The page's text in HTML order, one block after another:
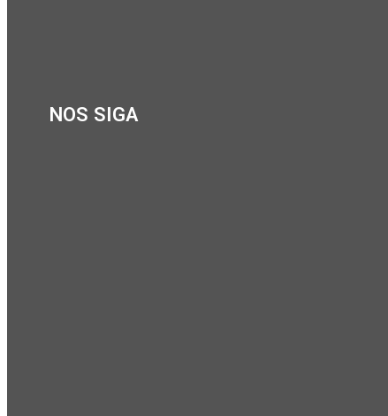
NOS SIGA